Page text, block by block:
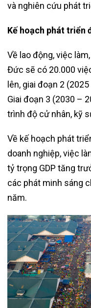
và nghiên cứu phát
Kế hoạch phát triển
Về lao động, việc
Đức sẽ có 20.000
lên, giai đoạn 2
Giai đoạn 3 (2030 –
trình độ cử nhân, kỹ
Về kế hoạch phát
doanh nghiệp, việc
tỷ trọng GDP tăng
các phát minh sáng
năm.